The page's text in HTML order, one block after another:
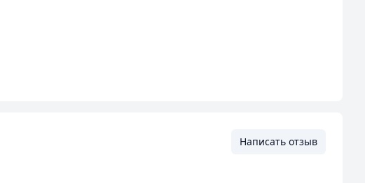
Написать отзыв